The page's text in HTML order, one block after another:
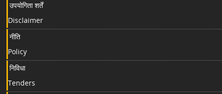
उपयोगिता शर्तें
Disclaimer
नीति
Policy
निविधा
Tenders